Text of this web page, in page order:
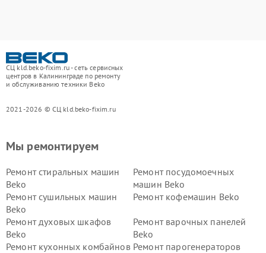
СЦ kld.beko-fixim.ru - сеть сервисных
центров в Калининграде по ремонту
и обслуживанию техники Beko
2021-2026 © СЦ kld.beko-fixim.ru
Мы ремонтируем
Ремонт стиральных машин
Beko
Ремонт посудомоечных
машин Beko
Ремонт сушильных машин
Beko
Ремонт кофемашин Beko
Ремонт духовых шкафов
Beko
Ремонт варочных панелей
Beko
Ремонт кухонных комбайнов Ремонт парогенераторов